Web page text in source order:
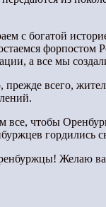
с богатой
форпостом
а все мы
прежде всего,
все, чтобы
гордились
Желаю